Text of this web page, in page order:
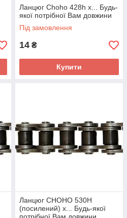
Ланцюг Choho 428h x... Будь-
якої потрібної Вам довжини
Під замовлення
14 ₴
Купити
Ланцюг СHOHO 530H
(посилений) х... Будь-якої